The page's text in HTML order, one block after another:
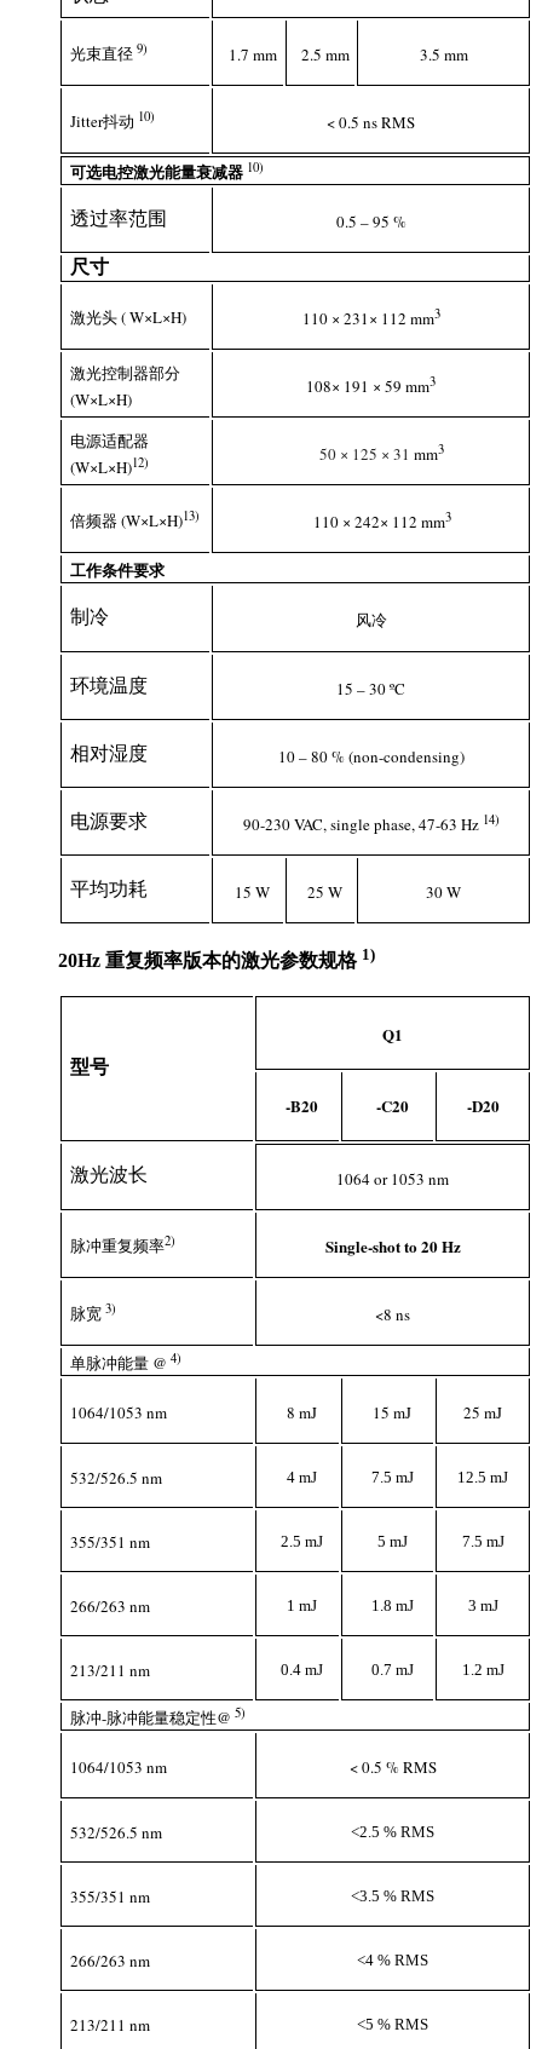
光束直径9) 1.7 mm 2.5 mm 3.5 mm
Jitter抖动 10) < 0.5 ns RMS
可选电控激光能量衰减器 10)
透过率范围 0.5 – 95 %
尺寸
激光头 ( W×L×H) 110 × 231× 112 mm3
激光控制器部分
(W×L×H)
108× 191 × 59 mm3
电源适配器
(W×L×H)12) 50 × 125 ×31 mm3
倍频器 (W×L×H)13) 110 × 242× 112 mm3
工作条件要求
制冷 风冷
环境温度 15 – 30 ºC
相对湿度 10 – 80 % (non-condensing)
电源要求 90-230 VAC, single phase, 47-63 Hz 14)
平均功耗 15 W 25 W 30 W
20Hz 重复频率版本的激光参数规格 1)
型号
Q1
-B20 -C20 -D20
激光波长 1064 or 1053 nm
脉冲重复频率2) Single-shot to 20 Hz
脉宽3) <8 ns
单脉冲能量 @4)
1064/1053 nm 8 mJ 15 mJ 25 mJ
532/526.5 nm 4 mJ 7.5 mJ 12.5 mJ
355/351 nm 2.5 mJ 5 mJ 7.5 mJ
266/263 nm 1 mJ 1.8 mJ 3 mJ
213/211 nm 0.4 mJ 0.7 mJ 1.2 mJ
脉冲-脉冲能量稳定性@5)
1064/1053 nm < 0.5 % RMS
532/526.5 nm <2.5 % RMS
355/351 nm <3.5 % RMS
266/263 nm <4 % RMS
213/211 nm <5 % RMS